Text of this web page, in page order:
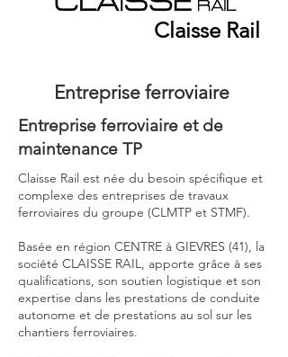
Claisse Rail
Entreprise ferroviaire
Entreprise ferroviaire et de
maintenance TP
Claisse Rail est née du besoin spécifique et
complexe des entreprises de travaux
ferroviaires du groupe (CLMTP et STMF).
Basée en région CENTRE à GIEVRES (41), la
société CLAISSE RAIL, apporte grâce à ses
qualifications, son soutien logistique et son
expertise dans les prestations de conduite
autonome et de prestations au sol sur les
chantiers ferroviaires.